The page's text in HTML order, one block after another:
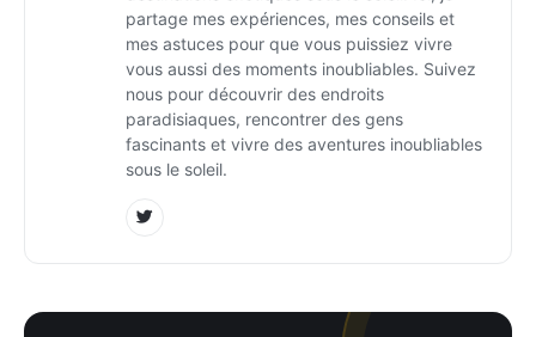
partage mes expériences, mes conseils et
mes astuces pour que vous puissiez vivre
vous aussi des moments inoubliables. Suivez
nous pour découvrir des endroits
paradisiaques, rencontrer des gens
fascinants et vivre des aventures inoubliables
sous le soleil.